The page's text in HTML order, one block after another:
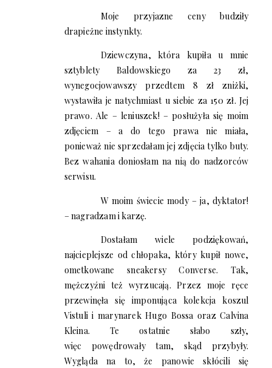
Moje przyjazne ceny budziły
drapieżne instynkty.
Dziewczyna, która kupiła u mnie
sztyblety Baldowskiego za 23 zł,
wynegocjowawszy przedtem 8 zł zniżki,
wystawiła je natychmiast u siebie za 150 zł. Jej
prawo. Ale – leniuszek! – posłużyła się moim
zdjęciem – a do tego prawa nie miała,
ponieważ nie sprzedałam jej zdjęcia tylko buty.
Bez wahania doniosłam na nią do nadzorców
serwisu.
W moim świecie mody – ja, dyktator!
– nagradzam i karzę.
Dostałam wiele podziękowań,
najcieplejsze od chłopaka, który kupił nowe,
ometkowane sneakersy Converse. Tak,
mężczyźni też wyrzucają. Przez moje ręce
przewinęła się imponująca kolekcja koszul
Vistuli i marynarek Hugo Bossa oraz Calvina
Kleina. Te ostatnie słabo szły,
więc powędrowały tam, skąd przybyły.
Wygląda na to, że panowie skłócili się